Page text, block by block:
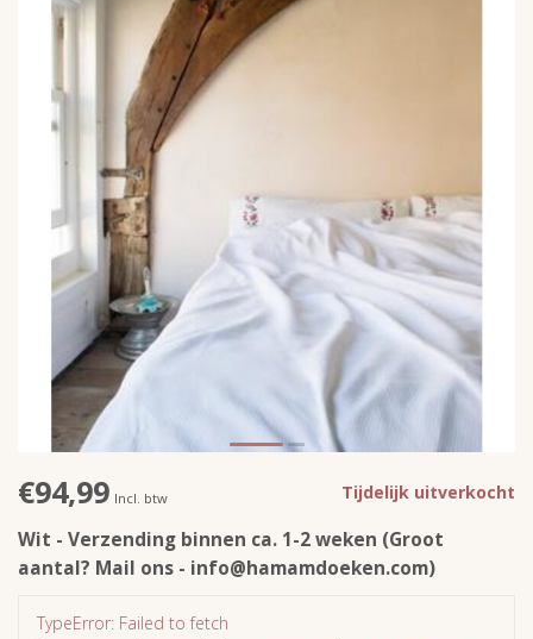
€94,99 Incl. btw Tijdelijk uitverkocht
Wit - Verzending binnen ca. 1-2 weken (Groot
aantal? Mail ons - info@hamamdoeken.com)
TypeError: Failed to fetch